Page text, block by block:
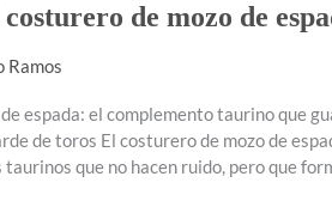
de mozo de
Ramos
espada: el complemento taurino que
de toros El costurero de mozo de
taurinos que no hacen ruido, pero que